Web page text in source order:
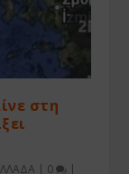
στη
| 0 |